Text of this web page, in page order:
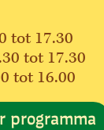
tot 17.30
tot 17.30
tot 16.00
programma